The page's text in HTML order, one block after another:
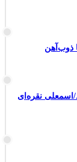
ذوب‌آهن
اسمعلی نقره‌ای